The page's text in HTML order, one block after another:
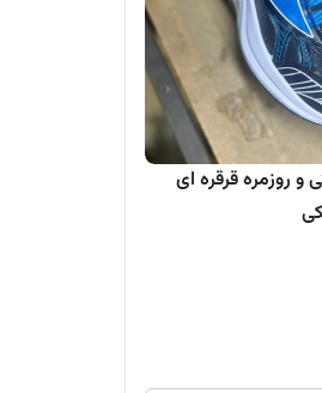
روزمره قرقره ای